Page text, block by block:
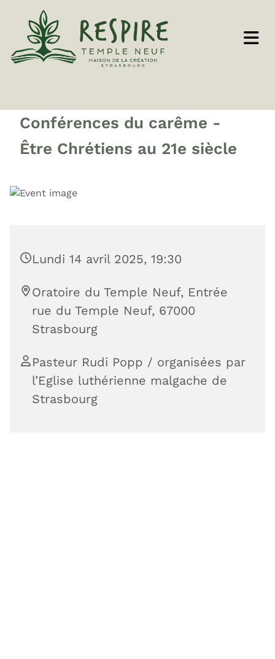
Conférences du carême -
Être Chrétiens au 21e siècle
Lundi 14 avril 2025, 19:30
Oratoire du Temple Neuf, Entrée
rue du Temple Neuf, 67000
Strasbourg
Pasteur Rudi Popp / organisées par
l’Eglise luthérienne malgache de
Strasbourg